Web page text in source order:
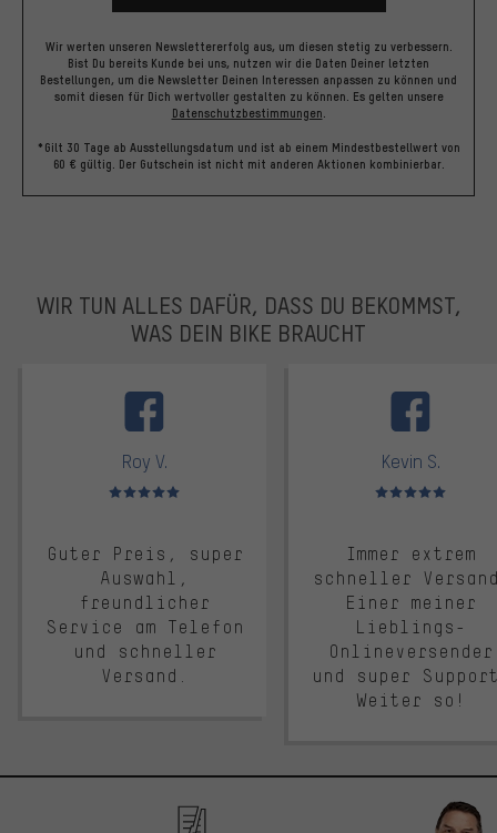
Wir werten unseren Newslettererfolg aus, um diesen stetig zu verbessern.
Bist Du bereits Kunde bei uns, nutzen wir die Daten Deiner letzten
Bestellungen, um die Newsletter Deinen Interessen anpassen zu können und
somit diesen für Dich wertvoller gestalten zu können. Es gelten unsere
Datenschutzbestimmungen.
*Gilt 30 Tage ab Ausstellungsdatum und ist ab einem Mindestbestellwert von
60 € gültig. Der Gutschein ist nicht mit anderen Aktionen kombinierbar.
WIR TUN ALLES DAFÜR, DASS DU BEKOMMST,
WAS DEIN BIKE BRAUCHT
Roy V.
Bewertungen: 5 von 5
Guter Preis, super
Auswahl,
freundlicher
Service am Telefon
und schneller
Versand.
Kevin S.
Bewertungen: 5 von 5
Immer extrem
schneller
Einer meiner
Lieblings-
Onlineversender
und super
Weiter so!